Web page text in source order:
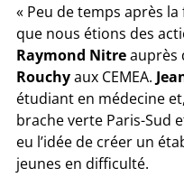
« Peu de temps après
que nous étions des
Raymond Nitreauprès
Rouchyaux CEMEA.
étudiant en médecine
brache verte Paris-Sud
eu l’idée de créer un
jeunes en difficulté.